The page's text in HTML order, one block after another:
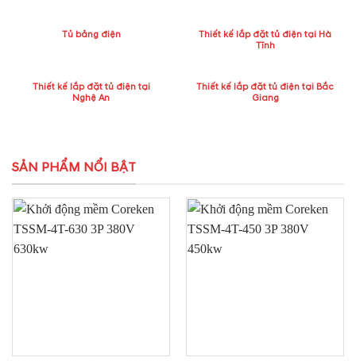
Tủ bảng điện
Thiết kế lắp đặt tủ điện tại Hà
Tĩnh
Thiết kế lắp đặt tủ điện tại
Nghệ An
Thiết kế lắp đặt tủ điện tại Bắc
Giang
SẢN PHẨM NỔI BẬT